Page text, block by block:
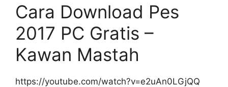
Cara Download Pes
2017 PC Gratis –
Kawan Mastah
https://youtube.com/watch?v=e2uAn0LGjQQ